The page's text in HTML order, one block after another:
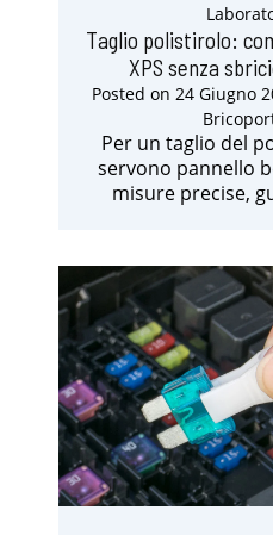
Taglio polistirolo:
XPS senza
Posted on 24 Giugno
Per un taglio del
servono pannello
misure precise,